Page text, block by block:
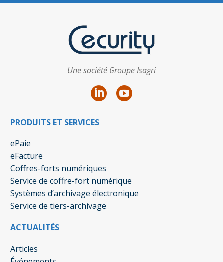
Une société Groupe Isagri
PRODUITS ET SERVICES
ePaie
eFacture
Coffres-forts numériques
Service de coffre-fort numérique
Systèmes d’archivage électronique
Service de tiers-archivage
ACTUALITÉS
Articles